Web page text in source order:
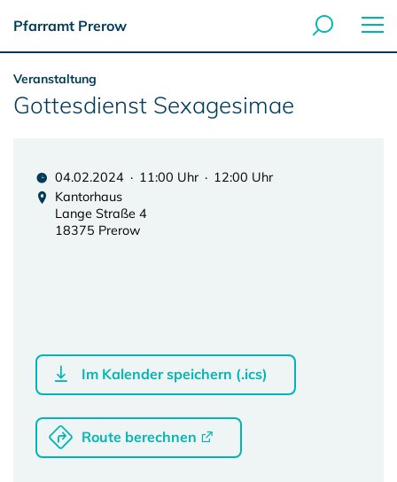
Pfarramt Prerow
Veranstaltung
Gottesdienst Sexagesimae
04.02.2024 · 11:00 Uhr · 12:00 Uhr
Kantorhaus
Lange Straße 4
18375 Prerow
Im Kalender speichern (.ics)
Route berechnen